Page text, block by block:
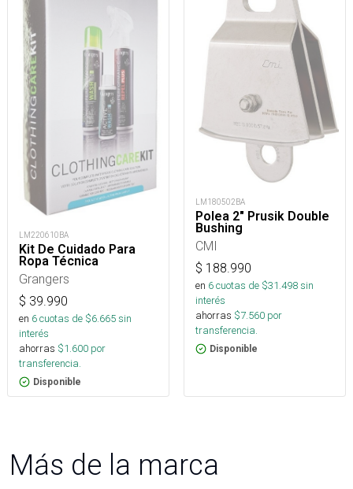
LM220610BA
Kit De Cuidado Para
Ropa Técnica
Grangers
$ 39.990
en 6cuotas de $6.665sin
interés
ahorras $1.600 por
transferencia.
Disponible
LM180502BA
Polea 2" Prusik Double
Bushing
CMI
$ 188.990
en 6cuotas de $31.498sin
interés
ahorras $7.560 por
transferencia.
Disponible
Más de la marca